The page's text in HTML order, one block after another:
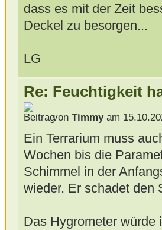
dass es mit der Zeit
Deckel zu besorgen...
LG
Re: Feuchtigkeit
von Timmyam
Ein Terrarium muss
Wochen bis die
Schimmel in der
wieder. Er schadet den
Das Hygrometer würde